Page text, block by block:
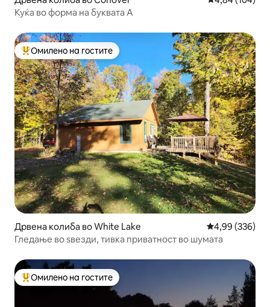
Куќа во форма на буквата А
Меѓу најуспешните „Омилени на гостите“
Омилено на гостите
Дрвена колиба во White Lake Просечна
4,99 (336)
Гледање во ѕвезди, тивка приватност во шумата
Меѓу најуспешните „Омилени на гостите“
Омилено на гостите